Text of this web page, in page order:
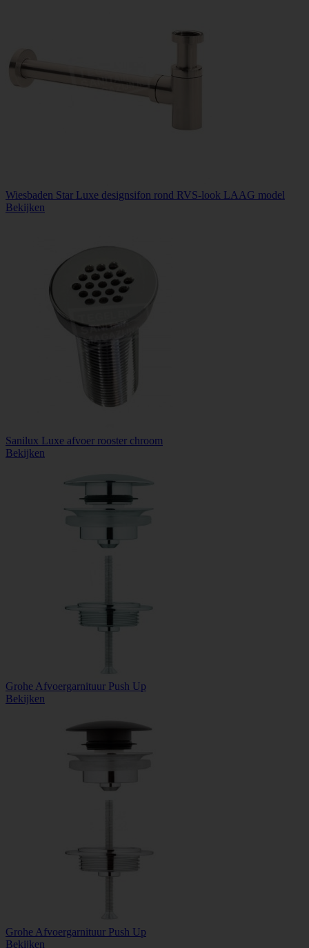
Wiesbaden Star Luxe designsifon rond RVS-look LAAG model
Bekijken
Sanilux Luxe afvoer rooster chroom
Bekijken
Grohe Afvoergarnituur Push Up
Bekijken
Grohe Afvoergarnituur Push Up
Bekijken